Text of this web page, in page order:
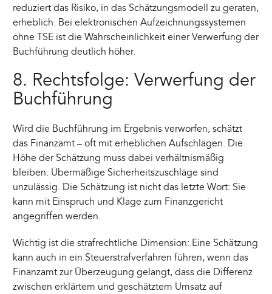
reduziert das Risiko, in das Schätzungsmodell zu geraten,
erheblich. Bei elektronischen Aufzeichnungssystemen
ohne TSE ist die Wahrscheinlichkeit einer Verwerfung der
Buchführung deutlich höher.
8. Rechtsfolge: Verwerfung der
Buchführung
Wird die Buchführung im Ergebnis verworfen, schätzt
das Finanzamt – oft mit erheblichen Aufschlägen. Die
Höhe der Schätzung muss dabei verhältnismäßig
bleiben. Übermäßige Sicherheitszuschläge sind
unzulässig. Die Schätzung ist nicht das letzte Wort: Sie
kann mit Einspruch und Klage zum Finanzgericht
angegriffen werden.
Wichtig ist die strafrechtliche Dimension: Eine Schätzung
kann auch in ein Steuerstrafverfahren führen, wenn das
Finanzamt zur Überzeugung gelangt, dass die Differenz
zwischen erklärtem und geschätztem Umsatz auf